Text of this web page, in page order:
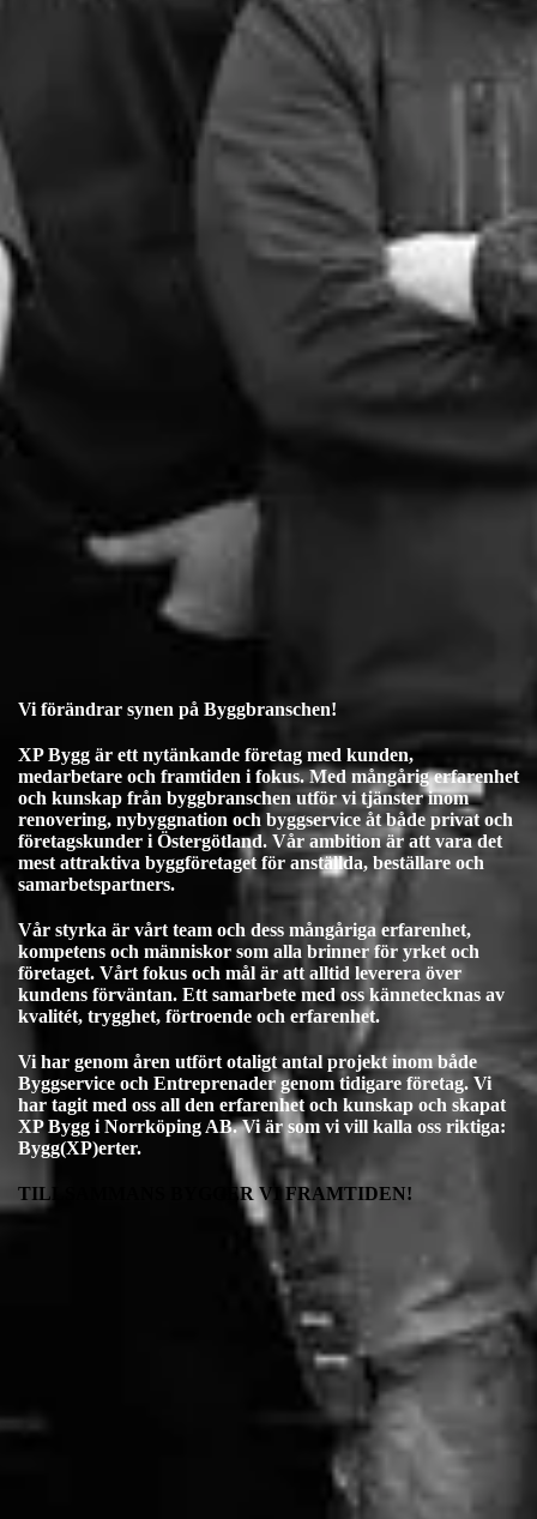
Vi förändrar synen på Byggbranschen!
XP Bygg är ett nytänkande företag med kunden,
medarbetare och framtiden i fokus. Med mångårig erfarenhet
och kunskap från byggbranschen utför vi tjänster inom
renovering, nybyggnation och byggservice åt både privat och
företagskunder i Östergötland. Vår ambition är att vara det
mest attraktiva byggföretaget för anställda, beställare och
samarbetspartners.
Vår styrka är vårt team och dess mångåriga erfarenhet,
kompetens och människor som alla brinner för yrket och
företaget. Vårt fokus och mål är att alltid leverera över
kundens förväntan. Ett samarbete med oss kännetecknas av
kvalitét, trygghet, förtroende och erfarenhet.
Vi har genom åren utfört otaligt antal projekt inom både
Byggservice och Entreprenader genom tidigare företag. Vi
har tagit med oss all den erfarenhet och kunskap och skapat
XP Bygg i Norrköping AB.Vi är som vi vill kalla oss riktiga:
Bygg(XP)erter.
TILLSAMMANS BYGGER VI FRAMTIDEN!